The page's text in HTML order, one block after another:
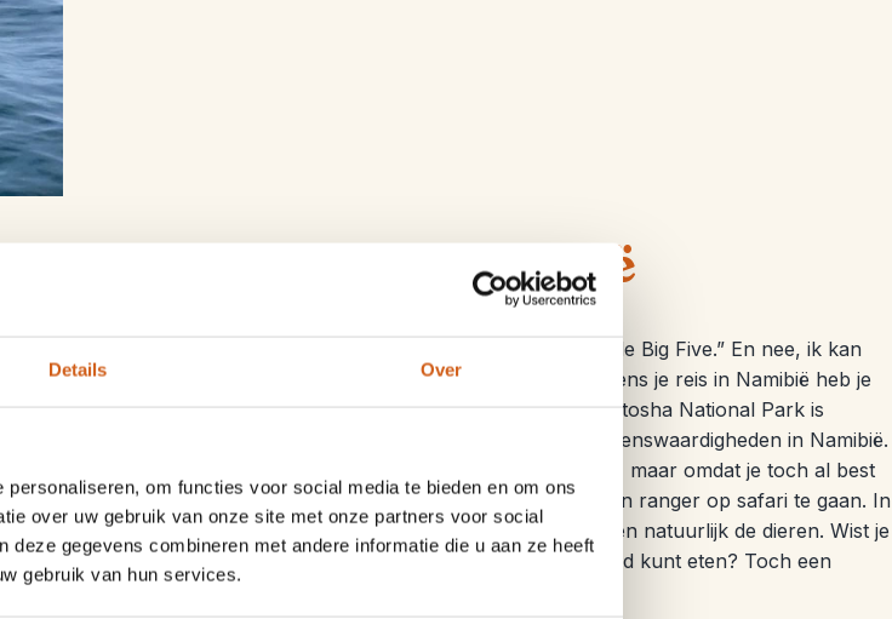
Details Over
om functies voor social media te bieden en om ons
over uw gebruik van onze site met onze partners voor social
gegevens combineren met andere informatie die u aan ze heeft
gebruik van hun services.
je rondreis Namibië
Ik hoor het overal: “Denk je aan Afrika, dan denk je aan de Big Five.” En nee, ik kan
het niet ontkennen, want natúúrlijk is dat ook zo. Ook tijdens je reis in Namibië heb je
volop kans om het grote wild van Afrika te spotten. Het Etosha National Park is
daarvoor dé locatie bij uitstek, één van de bijzondere bezienswaardigheden in Namibië.
Je kunt hier op zich prima met je eigen auto op avontuur, maar omdat je toch al best
veel achter het stuur zit is het wel even lekker om met een ranger op safari te gaan. In
een 4×4-jeep vertelt hij je over de omgeving, de planten en natuurlijk de dieren. Wist je
bijvoorbeeld dat je de blaadjes van de spekboom heel goed kunt eten? Toch een